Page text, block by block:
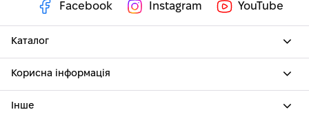
Facebook Instagram YouTube
Каталог
Корисна інформація
Інше